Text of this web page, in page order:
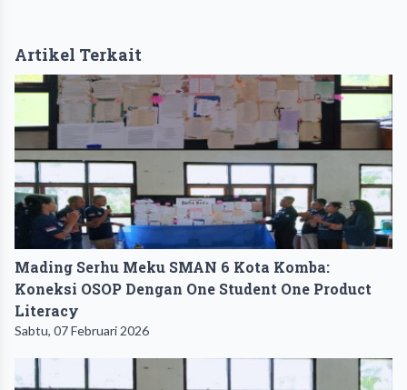
Artikel Terkait
Mading Serhu Meku SMAN 6 Kota Komba:
Koneksi OSOP Dengan One Student One Product
Literacy
Sabtu, 07 Februari 2026